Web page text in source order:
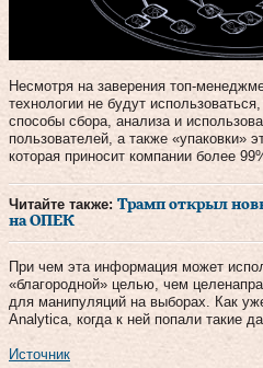
Несмотря на заверения топ-
технологии не будут
способы сбора, анализа и
пользователей, а также «упаковки»
которая приносит компании более
Читайте также: Трамп открыл
на ОПЕК
При чем эта информация может
«благородной» целью, чем
для манипуляций на выборах. Как
Analytica, когда к ней попали такие
Источник